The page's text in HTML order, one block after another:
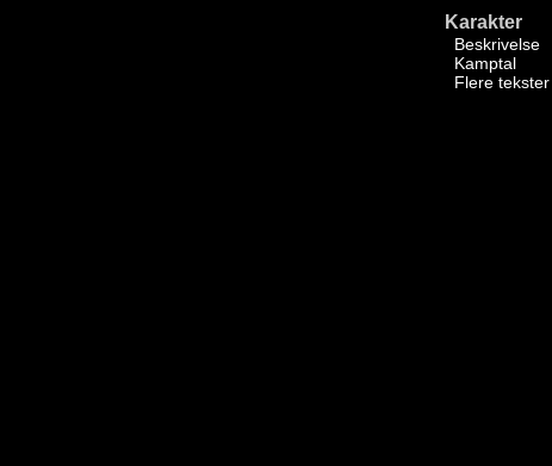
Karakter
Beskrivelse
Kamptal
Flere tekster